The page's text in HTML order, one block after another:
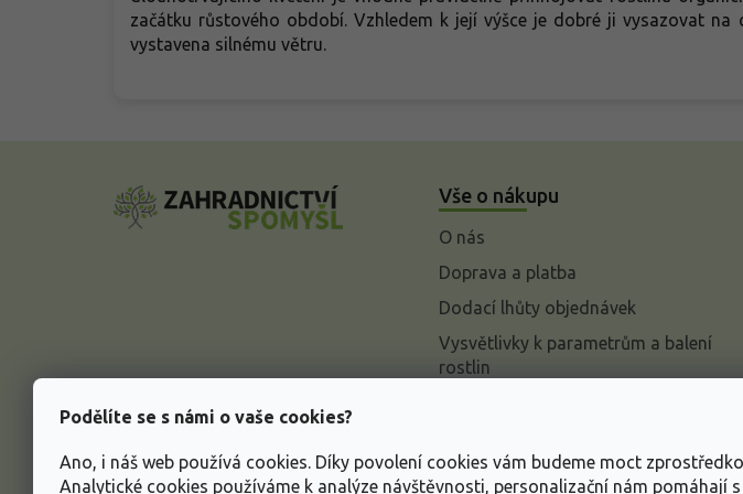
Podělíte se s námi o vaše cookies?
Ano, i náš web používá cookies. Díky povolení cookies vám budeme moct
Analytické cookies používáme k analýze návštěvnosti, personalizační nám pomáhají
začátku růstového období. Vzhledem k její výšce je dobré ji vysazovat na
vystavena silnému větru.
Vše o nákupu
O nás
Doprava a platba
Dodací lhůty objednávek
Vysvětlivky k parametrům a balení
rostlin
Informace o ochraně osobních